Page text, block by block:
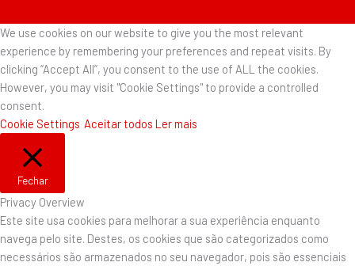
We use cookies on our website to give you the most relevant
experience by remembering your preferences and repeat visits. By
clicking “Accept All”, you consent to the use of ALL the cookies.
However, you may visit "Cookie Settings" to provide a controlled
consent.
Cookie Settings Aceitar todos Ler mais
Fechar
Privacy Overview
Este site usa cookies para melhorar a sua experiência enquanto
navega pelo site. Destes, os cookies que são categorizados como
necessários são armazenados no seu navegador, pois são essenciais